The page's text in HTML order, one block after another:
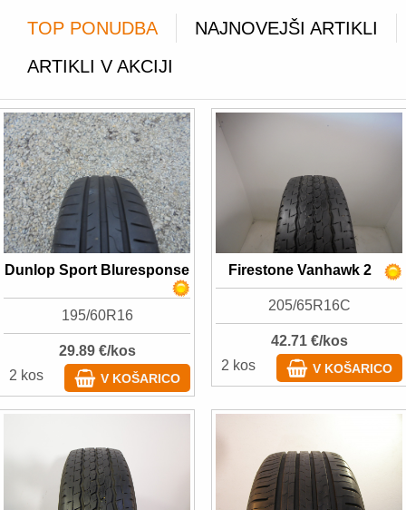
TOP PONUDBA
NAJNOVEJŠI ARTIKLI
ARTIKLI V AKCIJI
Dunlop Sport Bluresponse
195/60R16
29.89 €/kos
2 kos
V KOŠARICO
Firestone Vanhawk 2
205/65R16C
42.71 €/kos
2 kos
V KOŠARICO